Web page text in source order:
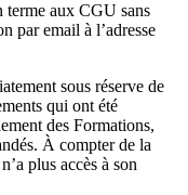
aux CGU sans
par email à l’adresse
sous réserve de
qui ont été
des Formations,
À compter de la
plus accès à son